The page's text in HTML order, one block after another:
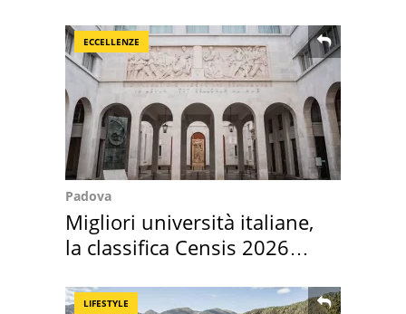
ECCELLENZE
Padova
Migliori università italiane,
la classifica Censis 2026
LIFESTYLE